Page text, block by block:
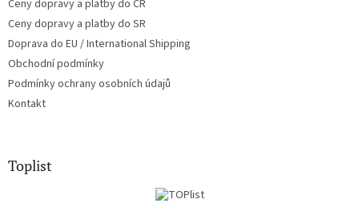
Ceny dopravy a platby do ČR
Ceny dopravy a platby do SR
Doprava do EU / International Shipping
Obchodní podmínky
Podmínky ochrany osobních údajů
Kontakt
Toplist